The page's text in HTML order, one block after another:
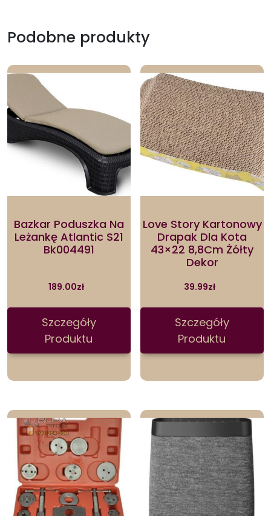
Podobne produkty
Bazkar Poduszka Na
Leżankę Atlantic S21
Bk004491
189.00zł
Szczegóły
Produktu
Love Story Kartonowy
Drapak Dla Kota
43×22 8,8Cm Żółty
Dekor
39.99zł
Szczegóły
Produktu